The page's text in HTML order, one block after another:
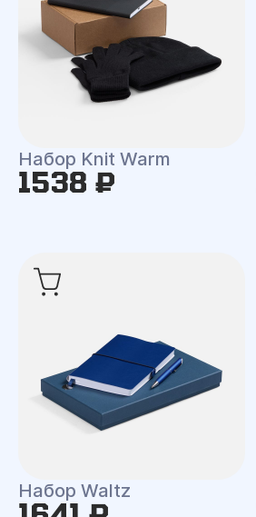
Набор Knit Warm
1538 ₽
Набор Waltz